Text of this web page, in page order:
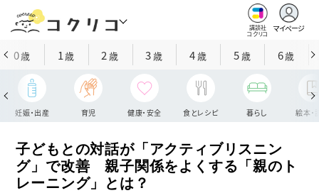
講談社
コクリコ
マイページ
0歳 1歳 2 歳 3歳 4歳 5歳 6歳
妊娠・出産 育児 健康・安全 食とレシピ 暮らし 絵本・
子どもとの対話が「アクティブリスニン
グ」で改善 親子関係をよくする「親のト
レーニング」とは？